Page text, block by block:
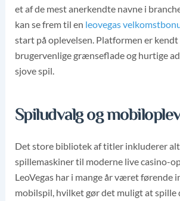
et af de mest anerkendte navne i
kan se frem til en leovegas
start på oplevelsen. Platformen er kendt
brugervenlige grænseflade og hurtige
sjove spil.
Spiludvalg og
Det store bibliotek af titler inkluderer
spillemaskiner til moderne live casino-
LeoVegas har i mange år været førende
mobilspil, hvilket gør det muligt at spille